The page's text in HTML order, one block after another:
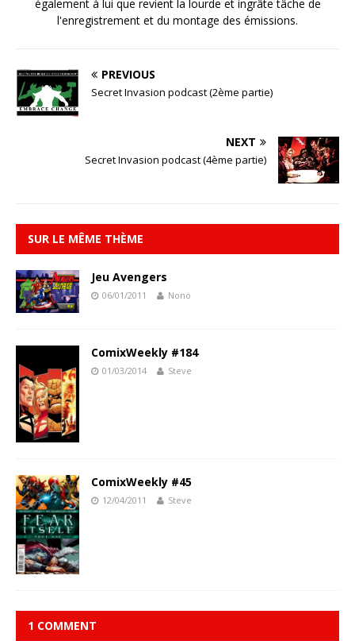
également à lui que revient la lourde et ingrâte tâche de
l'enregistrement et du montage des émissions.
PREVIOUS
Secret Invasion podcast (2ème partie)
NEXT
Secret Invasion podcast (4ème partie)
SUR LE MÊME THÈME
Jeu Avengers
06/01/2011 Nonö
ComixWeekly #184
01/03/2014 Steve
ComixWeekly #45
12/04/2011 Steve
1 COMMENT